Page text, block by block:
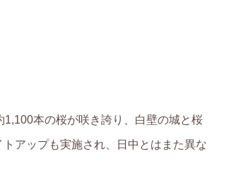
本の桜が咲き誇り、白壁の城と桜
アップも実施され、日中とはまた異な